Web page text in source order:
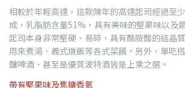
相較於年輕高達，這款陳年的高達起司經過至
成，乳脂肪含量51%，具有美味的堅果味以及
起司本身非常堅硬、易碎，具有酪胺酸的結晶
用來煮湯、義式燉飯等各式菜餚。另外，單吃
釀啤酒、甚至是優質波特酒皆是上乘之選。
帶有堅果味及焦糖香氣